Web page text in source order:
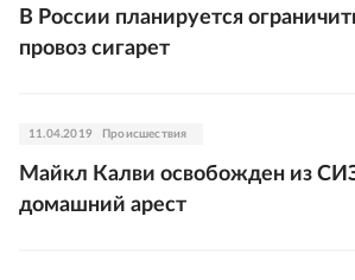
В России планируется
провоз сигарет
11.04.2019 Происшествия
Майкл Калви освобожден из
домашний арест